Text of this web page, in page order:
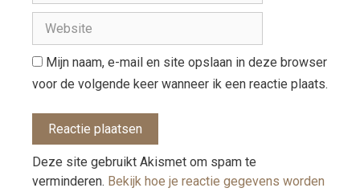
Mijn naam, e-mail en site opslaan in deze browser
voor de volgende keer wanneer ik een reactie plaats.
Deze site gebruikt Akismet om spam te
verminderen. Bekijk hoe je reactie gegevens worden